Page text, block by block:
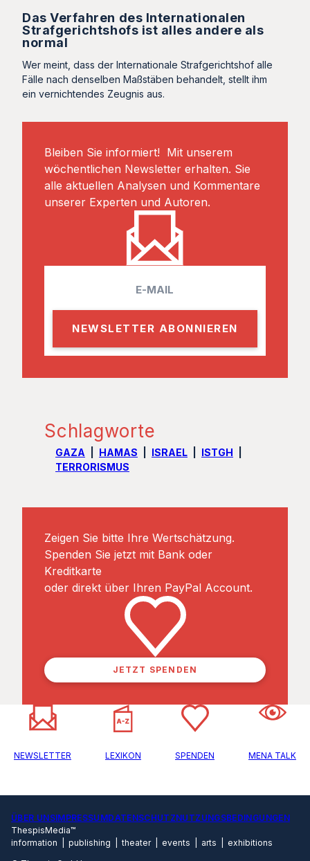
Das Verfahren des Internationalen
Strafgerichtshofs ist alles andere als
normal
Wer meint, dass der Internationale Strafgerichtshof alle
Fälle nach denselben Maßstäben behandelt, stellt ihm
ein vernichtendes Zeugnis aus.
Bleiben Sie informiert! Mit unserem
wöchentlichen Newsletter erhalten. Sie
alle aktuellen Analysen und Kommentare
unserer Experten und Autoren.
a
l
Schlagworte
GAZA HAMAS ISRAEL
ISTGH
TERRORISMUS
Zeigen Sie bitte Ihre Wertschätzung.
Spenden Sie jetzt mit Bank oder
Kreditkarte
oder direkt über Ihren PayPal Account.
JETZT SPENDEN
NEWSLETTER LEXIKON SPENDEN MENA TALK
ÜBER UNSIMPRESSUMDATENSCHUTZNUTZUNGSBEDINGUNGEN
ThespisMedia™
information | publishing | theater | events | arts | exhibitions